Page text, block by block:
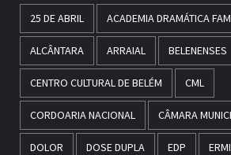
25 DE ABRIL ACADEMIA DRAMÁTICA
ALCÂNTARA ARRAIAL BELENENSES
CENTRO CULTURAL DE BELÉM CML
CORDOARIA NACIONAL CÂMARA
DOLOR DOSE DUPLA EDP